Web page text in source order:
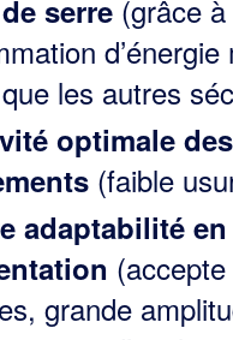
serre (grâce
d’énergie
les autres
optimale des
(faible
adaptabilité
grande